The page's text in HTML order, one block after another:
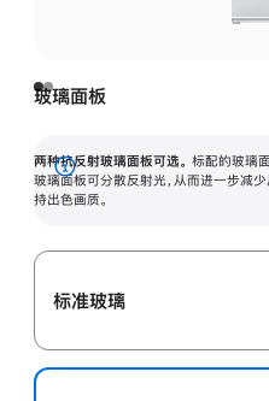
玻璃面板
两种抗反射玻璃面板可选。 标配的玻璃
玻璃面板可分散反射光，从而进一步减
持出色画质。
展
开
标准玻璃